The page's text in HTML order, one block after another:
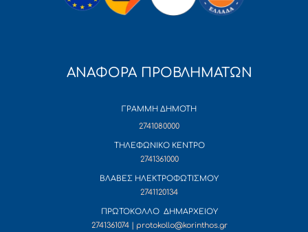
ΑΝΑΦΟΡΑ ΠΡΟΒΛΗΜΑΤΩΝ
ΓΡΑΜΜΗ ΔΗΜΟΤΗ
2741080000
ΤΗΛΕΦΩΝΙΚΟ ΚΕΝΤΡΟ
2741361000
ΒΛΑΒΕΣ ΗΛΕΚΤΡΟΦΩΤΙΣΜΟΥ
2741120134
ΠΡΩΤΟΚΟΛΛΟ ΔΗΜΑΡΧΕΙΟΥ
2741361074 | protokollo@korinthos.gr